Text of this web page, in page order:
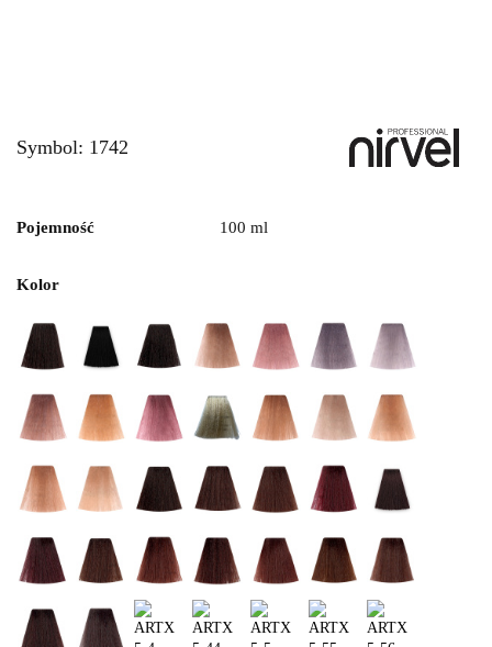
Symbol: 1742
Pojemność 100 ml
Kolor